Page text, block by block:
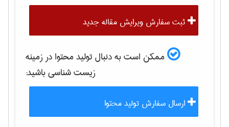
ثبت سفارش ویرایش مقاله جدید
ممکن است به دنبال تولید محتوا در زمینه
زيست شناسیباشید:
ارسال سفارش تولید محتوا